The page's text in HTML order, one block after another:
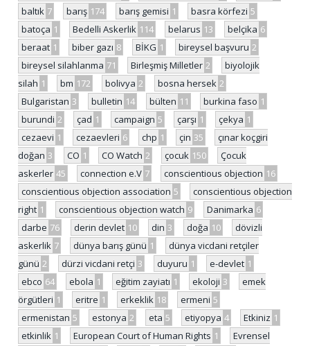
baltık 7 barış 174 barış gemisi 1 basra körfezi 5
batoça 1 Bedelli Askerlik 114 belarus 13 belçika 6
beraat 1 biber gazı 8 BİKG 1 bireysel başvuru 2
bireysel silahlanma 71 Birleşmiş Milletler 2
biyolojik
silah 1 bm 172 bolivya 2 bosna hersek 2
Bulgaristan 3 bulletin 14 bülten 11 burkina faso 1
burundi 2 çad 1 campaign 5 çarşı 1 çekya 1
cezaevi 1 cezaevleri 6 chp 1 çin 35
çınar koçgiri
doğan 3 CO 1 CO Watch 2 çocuk 150
Çocuk
askerler 45 connection e.V 7 conscientious objection 16
conscientious objection association 5
conscientious objection
right 1 conscientious objection watch 9 Danimarka 6
darbe 76 derin devlet 10 din 3 doğa 10
dövizli
askerlik 7 dünya barış günü 1
dünya vicdani retçiler
günü 2 dürzi vicdani retçi 3 duyuru 1 e-devlet 1
ebco 64 ebola 1 eğitim zayiatı 1 ekoloji 3
emek
örgütleri 1 eritre 1 erkeklik 18 ermeni 5
ermenistan 5 estonya 2 eta 5 etiyopya 4 Etkiniz 1
etkinlik 1 European Court of Human Rights 1
Evrensel